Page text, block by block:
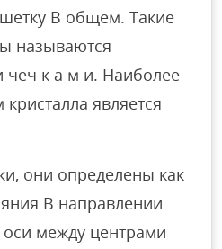
В общем. Такие
называются
чеч к а м и. Наиболее
является
они определены как
В направлении
оси между центрами